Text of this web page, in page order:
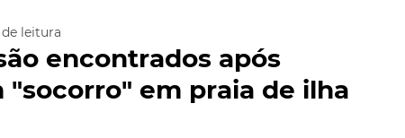
encontrados após
"socorro" em praia de ilha
leitura